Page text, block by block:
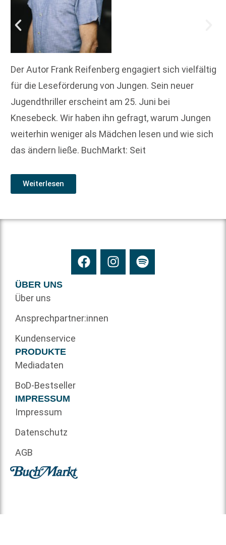
Der Autor Frank Reifenberg engagiert sich vielfältig
für die Leseförderung von Jungen. Sein neuer
Jugendthriller erscheint am 25. Juni bei
Knesebeck. Wir haben ihn gefragt, warum Jungen
weiterhin weniger als Mädchen lesen und wie sich
das ändern ließe. BuchMarkt: Seit
Weiterlesen
ÜBER UNS
Über uns
Ansprechpartner:innen
Kundenservice
PRODUKTE
Mediadaten
BoD-Bestseller
IMPRESSUM
Impressum
Datenschutz
AGB